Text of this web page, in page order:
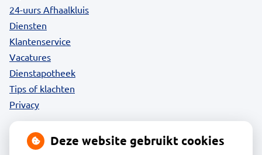
24-uurs Afhaalkluis
Diensten
Klantenservice
Vacatures
Dienstapotheek
Tips of klachten
Privacy
Deze website gebruikt cookies